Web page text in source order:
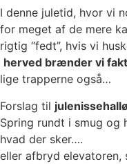
I denne juletid, hvor vi
for meget af de mere
rigtig “fedt”, hvis vi
herved brænder vi
lige trapperne også…
Forslag til
Spring rundt i smug og
hvad der sker….
eller afbryd